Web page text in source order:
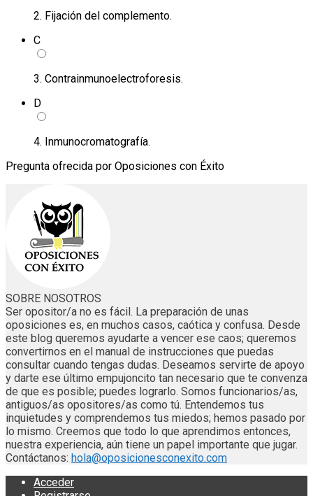
2. Fijación del complemento.
C
3. Contrainmunoelectroforesis.
D
4. Inmunocromatografía.
Pregunta ofrecida por Oposiciones con Éxito
SOBRE NOSOTROS
Ser opositor/a no es fácil. La preparación de unas
oposiciones es, en muchos casos, caótica y confusa. Desde
este blog queremos ayudarte a vencer ese caos; queremos
convertirnos en el manual de instrucciones que puedas
consultar cuando tengas dudas. Deseamos servirte de apoyo
y darte ese último empujoncito tan necesario que te convenza
de que es posible; puedes lograrlo. Somos funcionarios/as,
antiguos/as opositores/as como tú. Entendemos tus
inquietudes y comprendemos tus miedos; hemos pasado por
lo mismo. Creemos que todo lo que aprendimos entonces,
nuestra experiencia, aún tiene un papel importante que jugar.
Contáctanos: hola@oposicionesconexito.com
Acceder